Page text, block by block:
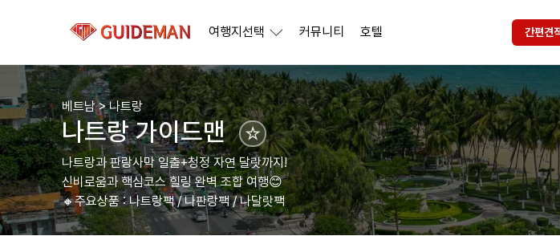
여행지선택 커뮤니티 호텔 간편견
베트남 > 나트랑
나트랑 가이드맨 ☆
나트랑과 판랑사막 일출+청정 자연 달랏까지!
신비로움과 핵심코스 힐링 완벽 조합 여행😊
🔸주요상품 : 나트랑팩 / 나판랑팩 / 나달랏팩